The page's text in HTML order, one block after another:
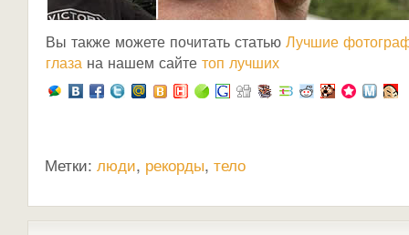
Вы также можете почитать статью Лучшие
глаза на нашем сайте топ лучших
Метки: люди, рекорды, тело